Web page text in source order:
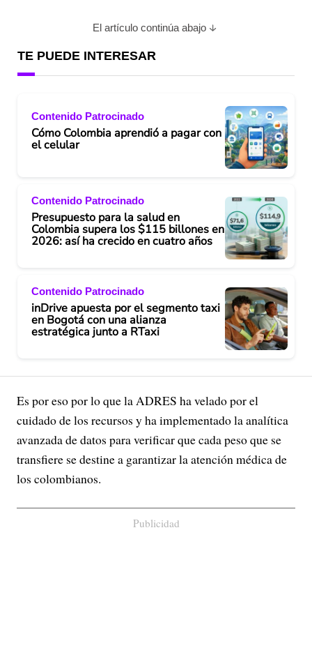
El artículo continúa abajo
TE PUEDE INTERESAR
Contenido Patrocinado
Cómo Colombia aprendió a pagar con
el celular
Contenido Patrocinado
Presupuesto para la salud en
Colombia supera los $115 billones en
2026: así ha crecido en cuatro años
Contenido Patrocinado
inDrive apuesta por el segmento taxi
en Bogotá con una alianza
estratégica junto a RTaxi
Es por eso por lo que la ADRES ha velado por el
cuidado de los recursos y ha implementado la analítica
avanzada de datos para verificar que cada peso que se
transfiere se destine a garantizar la atención médica de
los colombianos.
Publicidad